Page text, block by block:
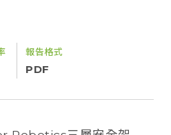
報告格式
PDF